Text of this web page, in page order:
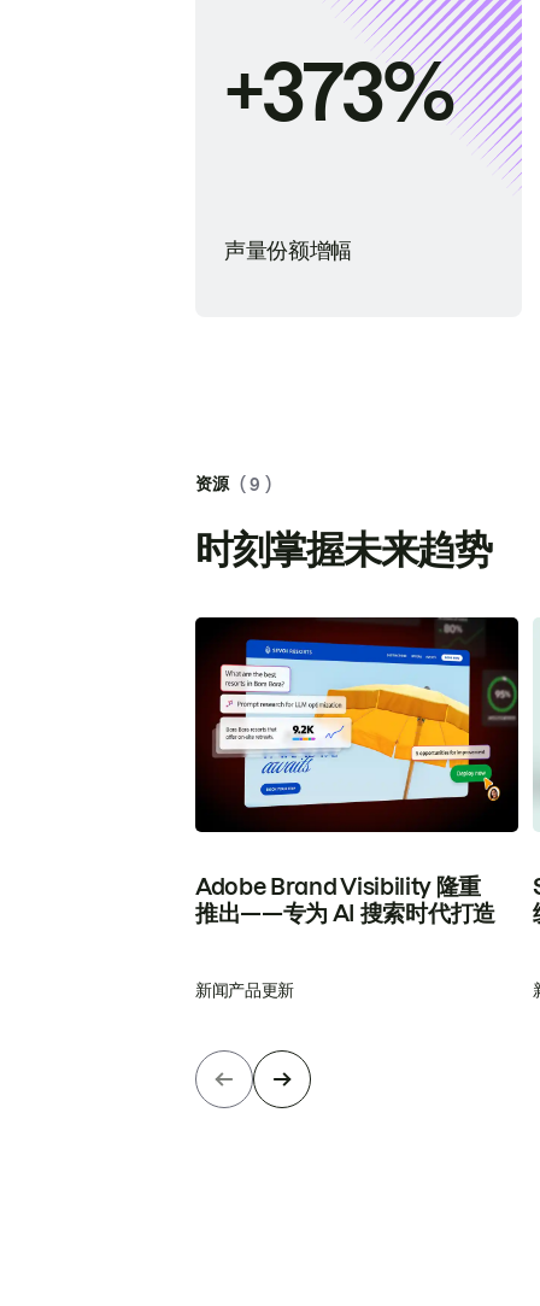
+373%
声量份额增幅
资源 ( 9 )
时刻掌握未来趋势
Adobe Brand Visibility 隆重
推出——专为 AI 搜索时代打造
新闻产品更新